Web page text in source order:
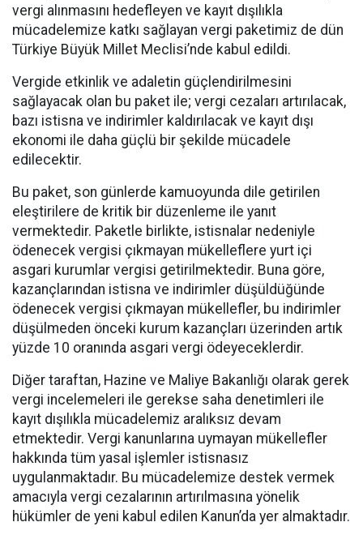
vergi alınmasını hedefleyen ve kayıt dışılıkla
mücadelemize katkı sağlayan vergi paketimiz de dün
Türkiye Büyük Millet Meclisi’nde kabul edildi.
Vergide etkinlik ve adaletin güçlendirilmesini
sağlayacak olan bu paket ile; vergi cezaları artırılacak,
bazı istisna ve indirimler kaldırılacak ve kayıt dışı
ekonomi ile daha güçlü bir şekilde mücadele
edilecektir.
Bu paket, son günlerde kamuoyunda dile getirilen
eleştirilere de kritik bir düzenleme ile yanıt
vermektedir. Paketle birlikte, istisnalar nedeniyle
ödenecek vergisi çıkmayan mükelleflere yurt içi
asgari kurumlar vergisi getirilmektedir. Buna göre,
kazançlarından istisna ve indirimler düşüldüğünde
ödenecek vergisi çıkmayan mükellefler, bu indirimler
düşülmeden önceki kurum kazançları üzerinden artık
yüzde 10 oranında asgari vergi ödeyeceklerdir.
Diğer taraftan, Hazine ve Maliye Bakanlığı olarak gerek
vergi incelemeleri ile gerekse saha denetimleri ile
kayıt dışılıkla mücadelemiz aralıksız devam
etmektedir. Vergi kanunlarına uymayan mükellefler
hakkında tüm yasal işlemler istisnasız
uygulanmaktadır. Bu mücadelemize destek vermek
amacıyla vergi cezalarının artırılmasına yönelik
hükümler de yeni kabul edilen Kanun’da yer almaktadır.